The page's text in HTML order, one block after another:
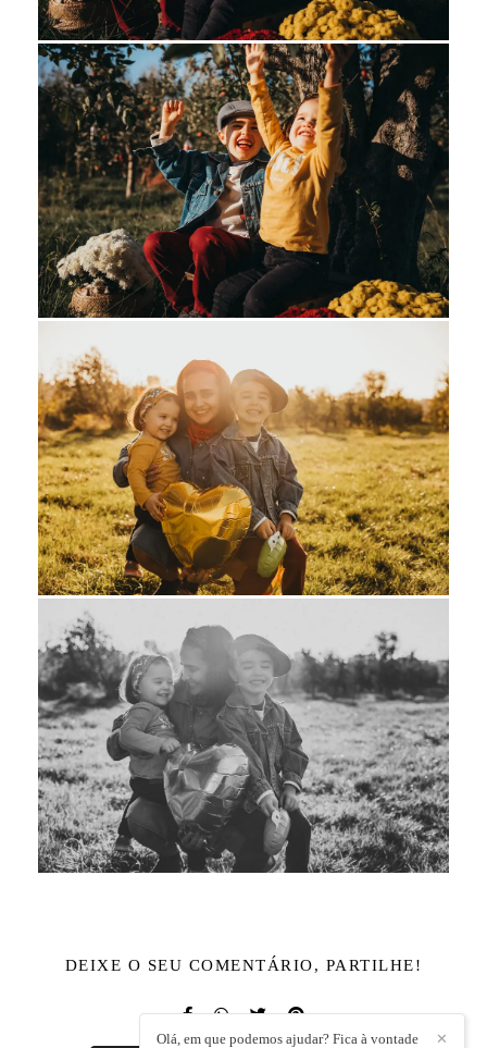
DEIXE O SEU COMENTÁRIO, PARTILHE!
✕
Olá, em que podemos ajudar? Fica à vontade